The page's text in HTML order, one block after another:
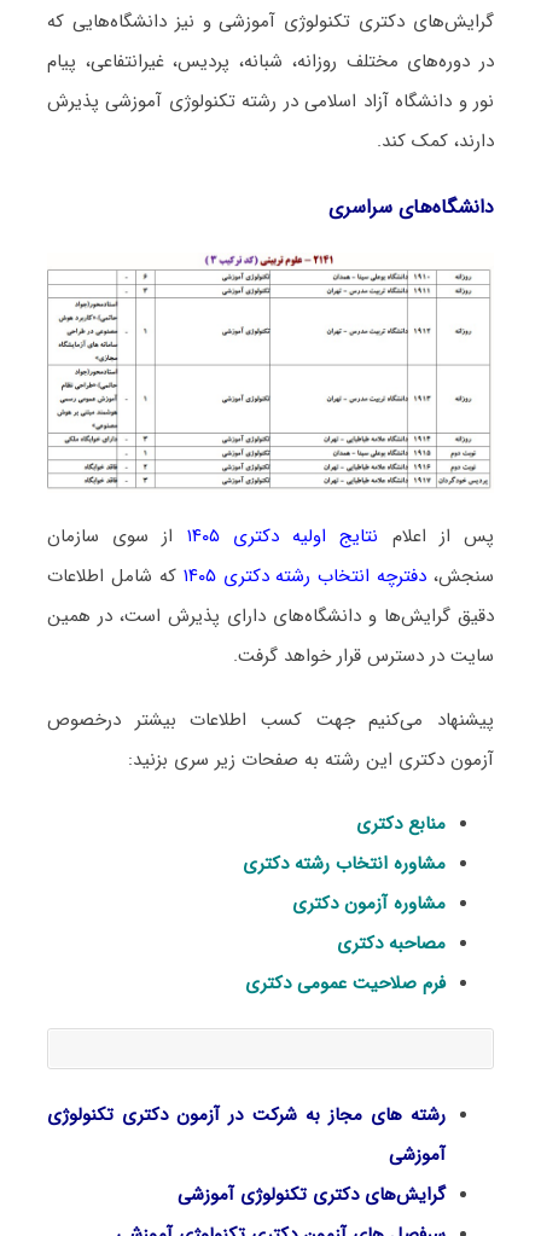
گرایش‌های دکتری تکنولوژی آموزشی و نیز دانشگاه‌هایی که
در دوره‌های مختلف روزانه، شبانه، پردیس، غیرانتفاعی، پیام
نور و دانشگاه آزاد اﺳﻼمی در رشته تکنولوژی آموزشی پذیرش
دارند، کمک کند.
دانشگاه‌های سراسری
پس از اعلام نتایج اولیه دکتری ۱۴۰۵
از سوی سازمان
سنجش، دفترچه انتخاب رشته دکتری ۱۴۰۵
که شامل اطلاعات
دقیق گرایش‌ها و دانشگاه‌های دارای پذیرش است، در همین
سایت در دسترس قرار خواهد گرفت.
پیشنهاد می‌کنیم جهت کسب اطلاعات بیشتر درخصوص
آزمون دکتری این رشته به صفحات زیر سری بزنید:
منابع دکتری
مشاوره انتخاب رشته دکتری
مشاوره آزمون دکتری
مصاحبه دکتری
فرم صلاحیت عمومی دکتری
رشته های مجاز به شرکت در آزمون دکتری تکنولوژی
آموزشی
گرایش‌های دکتری تکنولوژی آموزشی